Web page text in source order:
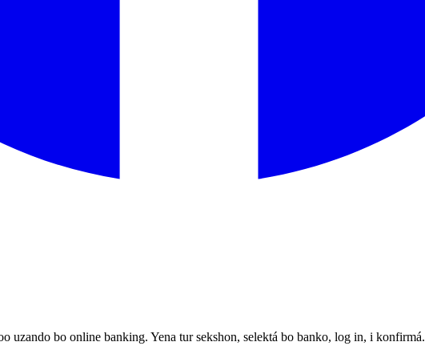
uzando bo online banking. Yena tur sekshon, selektá bo banko, log in, i konfirmá.